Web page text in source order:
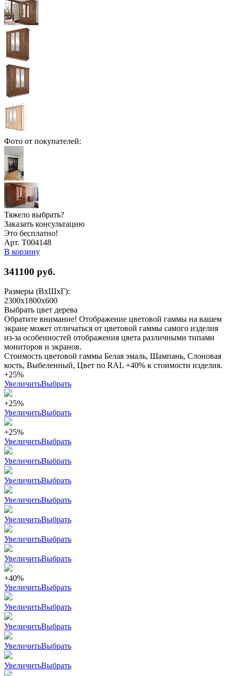
Фото от покупателей:
Тяжело выбрать?
Заказать консультацию
Это бесплатно!
Арт. Т004148
В корзину
341100 руб.
Размеры (ВхШхГ):
2300x1800x600
Выбрать цвет дерева
Обратите внимание! Отображение цветовой гаммы на вашем
экране может отличаться от цветовой гаммы самого изделия
из-за особенностей отображения цвета различными типами
мониторов и экранов.
Стоимость цветовой гаммы Белая эмаль, Шампань, Слоновая
кость, Выбеленный, Цвет по RAL +40% к стоимости изделия.
+25%
УвеличитьВыбрать
+25%
УвеличитьВыбрать
+25%
УвеличитьВыбрать
УвеличитьВыбрать
УвеличитьВыбрать
УвеличитьВыбрать
УвеличитьВыбрать
УвеличитьВыбрать
УвеличитьВыбрать
+40%
УвеличитьВыбрать
УвеличитьВыбрать
УвеличитьВыбрать
УвеличитьВыбрать
УвеличитьВыбрать